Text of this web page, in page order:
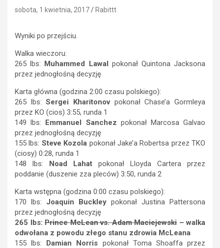
sobota, 1 kwietnia, 2017 Rabittt
Wyniki po przejściu.
Walka wieczoru:
265 lbs: Muhammed Lawal pokonał Quintona Jacksona
przez jednogłośną decyzję
Karta główna (godzina 2:00 czasu polskiego):
265 lbs:Sergei Kharitonovpokonał Chase’a Gormleya
przez KO (cios) 3:55, runda 1
149 lbs: Emmanuel Sanchez pokonał Marcosa Galvao
przez jednogłośną decyzję
155 lbs: Steve Kozola pokonał Jake’a Robertsa przez TKO
(ciosy) 0:28, runda 1
148 lbs: Noad Lahat pokonał Lloyda Cartera przez
poddanie (duszenie zza pleców) 3:50, runda 2
Karta wstępna (godzina 0:00 czasu polskiego):
170 lbs: Joaquin Buckley pokonał Justina Pattersona
przez jednogłośną decyzję
265 lbs: Prince McLean vs. Adam Maciejewski – walka
odwołana z powodu złego stanu zdrowia McLeana
155 lbs: Damian Norris pokonał Toma Shoaffa przez